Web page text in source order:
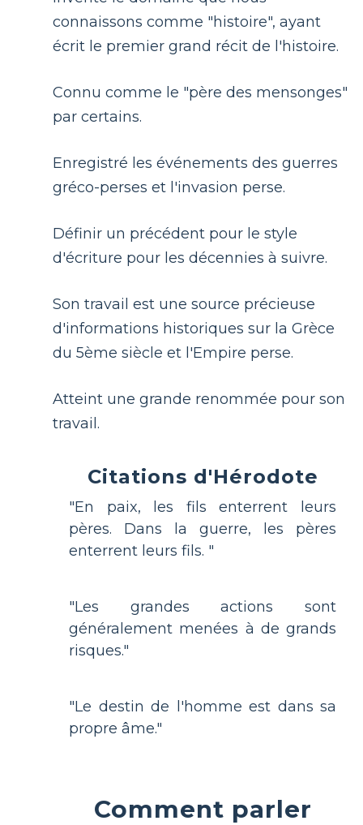
connaissons comme "histoire", ayant
écrit le premier grand récit de l'histoire.
Connu comme le "père des mensonges"
par certains.
Enregistré les événements des guerres
gréco-perses et l'invasion perse.
Définir un précédent pour le style
d'écriture pour les décennies à suivre.
Son travail est une source précieuse
d'informations historiques sur la Grèce
du 5ème siècle et l'Empire perse.
Atteint une grande renommée pour son
travail.
Citations d'Hérodote
"En paix, les fils enterrent leurs
pères. Dans la guerre, les pères
enterrent leurs fils. "
"Les grandes actions sont
généralement menées à de grands
risques."
"Le destin de l'homme est dans sa
propre âme."
Comment parler